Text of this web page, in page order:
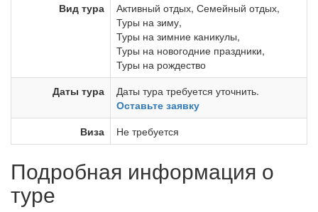
Вид тура
Активный отдых, Семейный отдых,
Туры на зиму,
Туры на зимние каникулы,
Туры на новогодние праздники,
Туры на рождество
Даты тура
Даты тура требуется уточнить.
Оставьте заявку
Виза
Не требуется
Подробная информация о
туре